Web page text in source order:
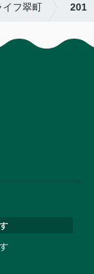
イフ翠町 201